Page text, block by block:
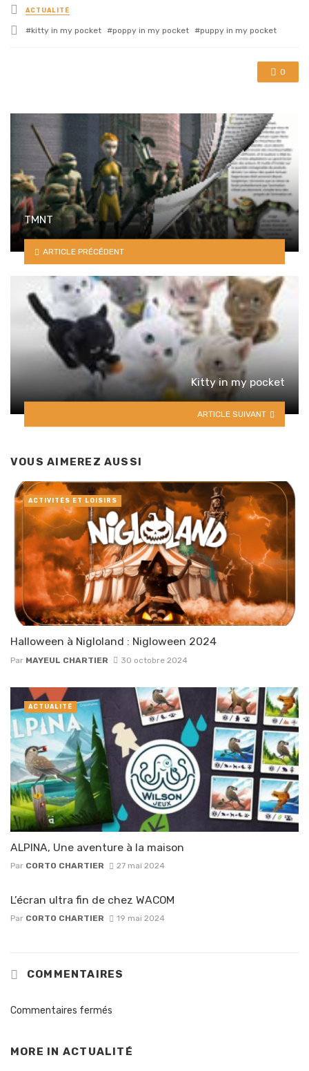
Posted
in
ACTUALITÉ
Tagged
kitty in my pocket poppy in my pocket puppy in my pocket
0
TMNT
ARTICLE PRÉCÉDENT
Kitty in my pocket
ARTICLE SUIVANT
VOUS AIMEREZ AUSSI
Halloween à Nigloland : Nigloween 2024
Par MAYEUL CHARTIER 30 octobre 2024
ACTIVITÉS ET LOISIRS
ALPINA, Une aventure à la maison
Par CORTO CHARTIER 27 mai 2024
ACTUALITÉ
L’écran ultra fin de chez WACOM
Par CORTO CHARTIER 19 mai 2024
COMMENTAIRES
Commentaires fermés
MORE IN ACTUALITÉ